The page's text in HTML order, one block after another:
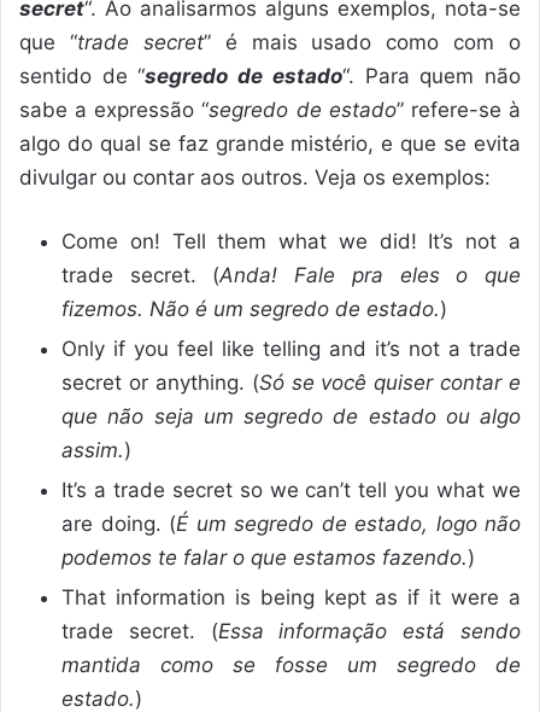
secret“. Ao analisarmos alguns exemplos, nota-se
que “trade secret” é mais usado como com o
sentido de “segredo de estado“. Para quem não
sabe a expressão “segredo de estado” refere-se à
algo do qual se faz grande mistério, e que se evita
divulgar ou contar aos outros. Veja os exemplos:
Come on! Tell them what we did! It’s not a
trade secret. (Anda! Fale pra eles o que
fizemos. Não é um segredo de estado.)
Only if you feel like telling and it’s not a trade
secret or anything. (Só se você quiser contar e
que não seja um segredo de estado ou algo
assim.)
It’s a trade secret so we can’t tell you what we
are doing. (É um segredo de estado, logo não
podemos te falar o que estamos fazendo.)
That information is being kept as if it were a
trade secret. (Essa informação está sendo
mantida como se fosse um segredo de
estado.)